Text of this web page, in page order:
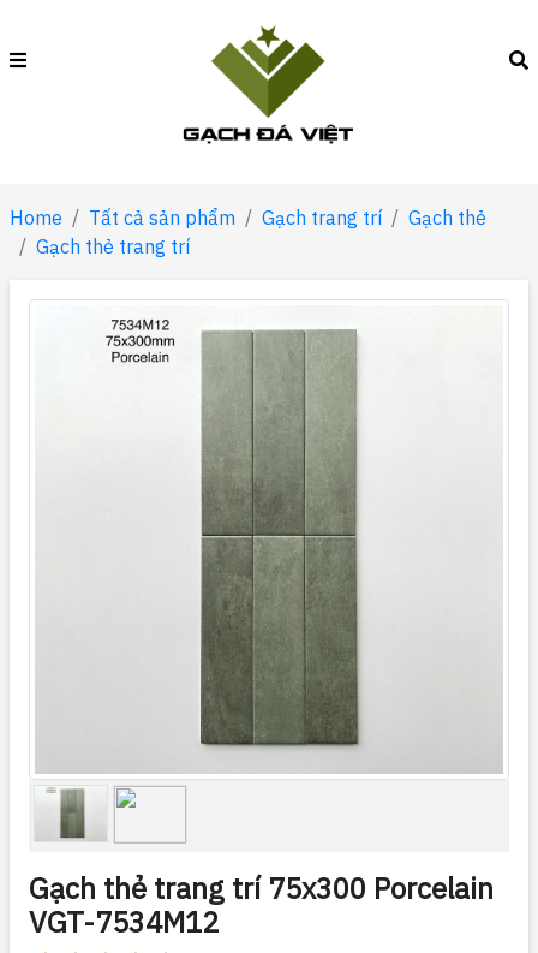
Home Tất cả sản phẩm Gạch trang trí
Gạch thẻ
Gạch thẻ trang trí
Gạch thẻ trang trí 75x300 Porcelain
VGT-7534M12